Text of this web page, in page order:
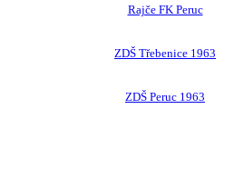
Rajče FK Peruc
ZDŠ Třebenice 1963
ZDŠ Peruc 1963